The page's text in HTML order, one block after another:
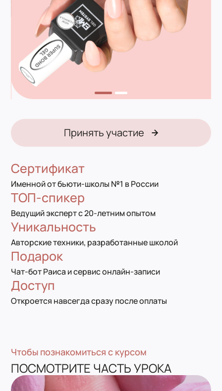
Принять участие
Сертификат
Именной от бьюти-школы №1 в России
ТОП-спикер
Ведущий эксперт с 20-летним опытом
Уникальность
Авторские техники, разработанные школой
Подарок
Чат-бот Раиса и сервис онлайн-записи
Доступ
Откроется навсегда сразу после оплаты
Чтобы познакомиться с курсом
ПОСМОТРИТЕ ЧАСТЬ УРОКА